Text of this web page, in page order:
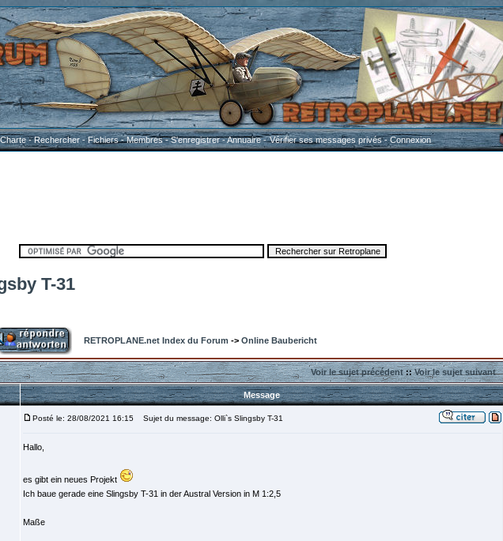
Charte-Rechercher-Fichiers-Membres-S'enregistrer-Annuaire-Vérifier ses messages privés-Connexion
T-31
RETROPLANE.net Index du Forum -> Online Baubericht
Voir le sujet précédent::Voir le sujet suivant
Message
Posté le: 28/08/2021 16:15 Sujet du message: Olli`s Slingsby T-31
Hallo,
es gibt ein neues Projekt
Ich baue gerade eine Slingsby T-31 in der Austral Version in M 1:2,5
Maße